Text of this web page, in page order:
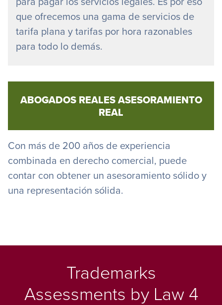
que ofrecemos una gama de servicios de
tarifa plana y tarifas por hora razonables
para todo lo demás.
ABOGADOS REALES ASESORAMIENTO
REAL
Con más de 200 años de experiencia
combinada en derecho comercial, puede
contar con obtener un asesoramiento sólido y
una representación sólida.
Trademarks
Assessments by Law 4